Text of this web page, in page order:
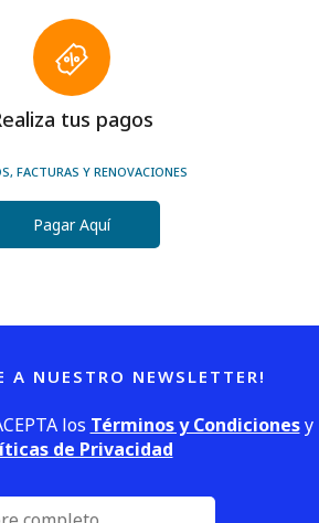
tus pagos
FACTURAS Y RENOVACIONES
Pagar Aquí
A NUESTRO NEWSLETTER!
los Términos y Condicionesy
de Privacidad